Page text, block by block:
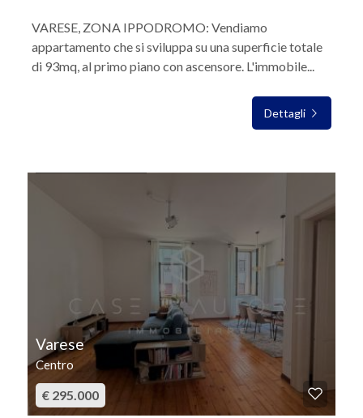
VARESE, ZONA IPPODROMO: Vendiamo
appartamento che si sviluppa su una superficie totale
di 93mq, al primo piano con ascensore. L'immobile...
Dettagli
Varese
Centro
€ 295.000